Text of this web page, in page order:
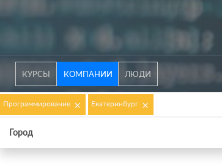
КУРСЫ КОМПАНИИ ЛЮДИ
Программирование × Екатеринбург ×
Город